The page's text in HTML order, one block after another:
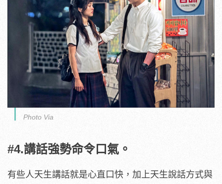
Photo Via
#4.講話強勢命令口氣。
有些人天生講話就是心直口快，加上天生說話方式與